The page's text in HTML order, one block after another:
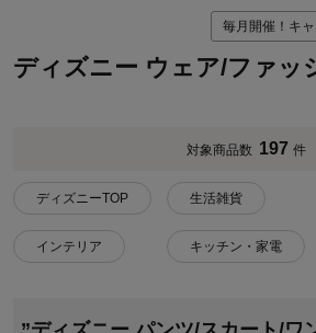
毎月開催！キ
ディズニー ウェア/ファッ
対象商品数 197 件
ディズニーTOP
インテリア
生活雑貨
キッチン・家電